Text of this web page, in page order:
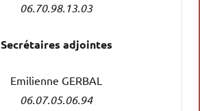
06.70.98.13.03
Secrétaires adjointes
Emilienne GERBAL
06.07.05.06.94